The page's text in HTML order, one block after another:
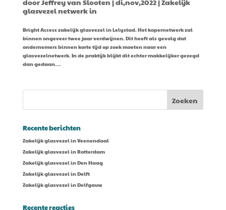
doorJeffrey van Slooten |di,nov,2022|Zakelijk
glasvezel netwerk in
Bright Access zakelijk glasvezel in Lelystad. Het kopernetwerk zal
binnen ongeveer twee jaar verdwijnen. Dit heeft als gevolg dat
ondernemers binnen korte tijd op zoek moeten naar een
glasvezelnetwerk. In de praktijk blijkt dit echter makkelijker gezegd
dan gedaan....
Recente berichten
Zakelijk glasvezel in Veenendaal
Zakelijk glasvezel in Rotterdam
Zakelijk glasvezel in Den Haag
Zakelijk glasvezel in Delft
Zakelijk glasvezel in Delfgauw
Recente reacties